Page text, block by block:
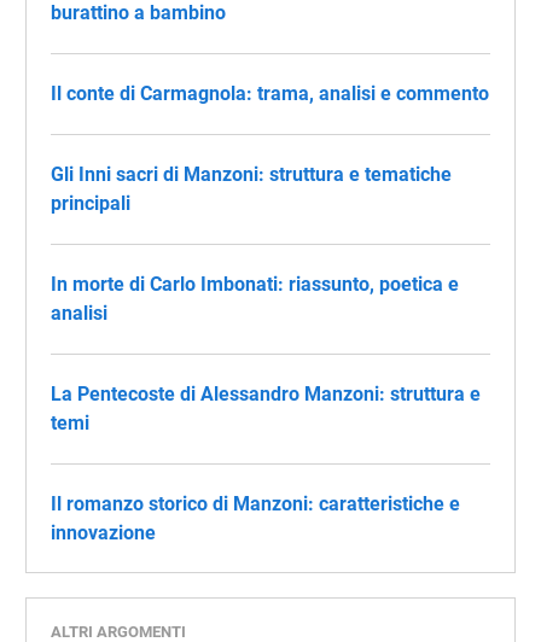
burattino a bambino
Il conte di Carmagnola: trama, analisi e commento
Gli Inni sacri di Manzoni: struttura e tematiche
principali
In morte di Carlo Imbonati: riassunto, poetica e
analisi
La Pentecoste di Alessandro Manzoni: struttura e
temi
Il romanzo storico di Manzoni: caratteristiche e
innovazione
ALTRI ARGOMENTI